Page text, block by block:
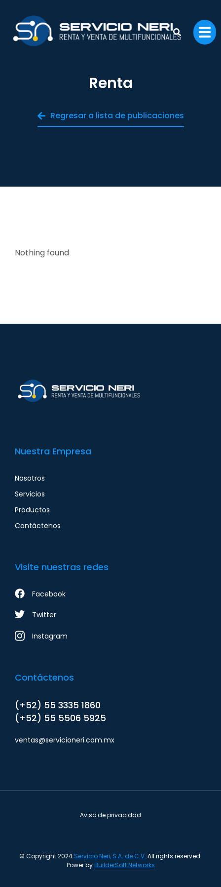
Renta
Regresar a lista de publicaciones
Nothing found
Nuestra Empresa
Nosotros
Servicios
Productos
Contáctenos
Visite nuestras redes
Facebook
Twitter
Instagram
Contáctenos
(+52) 55 3335 1860
(+52) 55 5506 5925
ventas@servicioneri.com.mx
© Copyright 2024 Servicio Neri, S.A. de C.V. All rights reserved.
Power byBuilderSoft Networks
Aviso de privacidad